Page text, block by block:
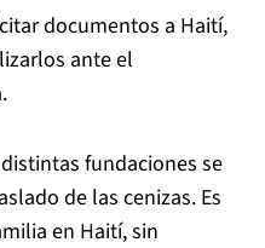
documentos a Haití,
ante el
fundaciones se
de las cenizas. Es
en Haití, sin